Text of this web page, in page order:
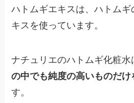
ハトムギエキスは、ハトム
キスを使っています。
ナチュリエのハトムギ化粧水
の中でも純度の高いものだけ
す。